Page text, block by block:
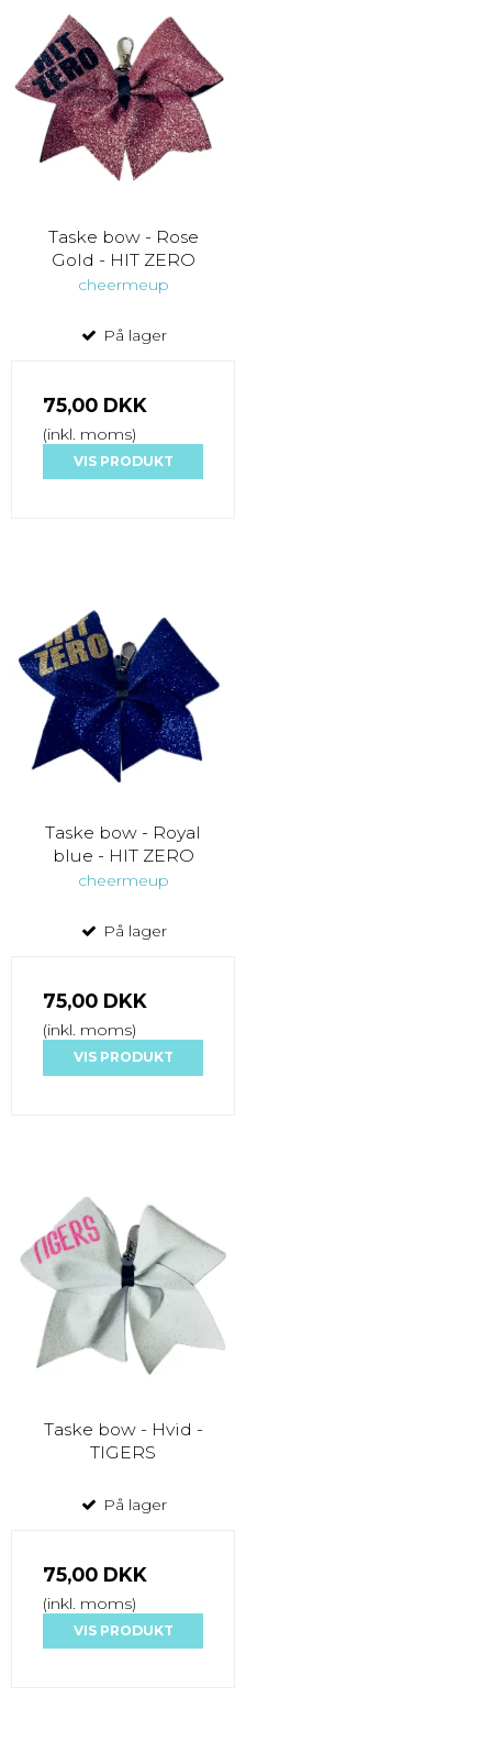
Taske bow - Rose
Gold - HIT ZERO
cheermeup
På lager
75,00 DKK
(inkl. moms)
VIS PRODUKT
Taske bow - Royal
blue - HIT ZERO
cheermeup
På lager
75,00 DKK
(inkl. moms)
VIS PRODUKT
Taske bow - Hvid -
TIGERS
På lager
75,00 DKK
(inkl. moms)
VIS PRODUKT